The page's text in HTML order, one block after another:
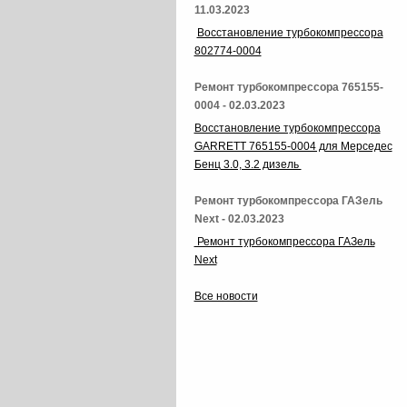
11.03.2023
Восстановление турбокомпрессора
802774-0004
Ремонт турбокомпрессора 765155-
0004 - 02.03.2023
Восстановление турбокомпрессора
GARRETT 765155-0004 для Мерседес
Бенц 3.0, 3.2 дизель
Ремонт турбокомпрессора ГАЗель
Next - 02.03.2023
Ремонт турбокомпрессора ГАЗель
Next
Все новости